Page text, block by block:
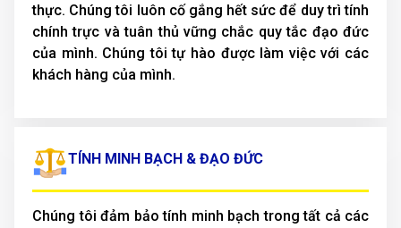
thực. Chúng tôi luôn cố gắng hết sức để duy trì tính
chính trực và tuân thủ vững chắc quy tắc đạo đức
của mình. Chúng tôi tự hào được làm việc với các
khách hàng của mình.
TÍNH MINH BẠCH & ĐẠO ĐỨC
Chúng tôi đảm bảo tính minh bạch trong tất cả các